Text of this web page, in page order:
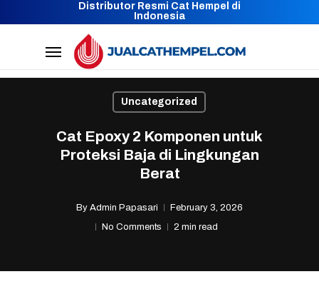
to
Distributor Resmi Cat Hempel di
Indonesia
Menu
Uncategorized
Cat Epoxy 2 Komponen untuk
Proteksi Baja di Lingkungan
Berat
By Admin Papasari
February 3, 2026
No Comments
2 min read